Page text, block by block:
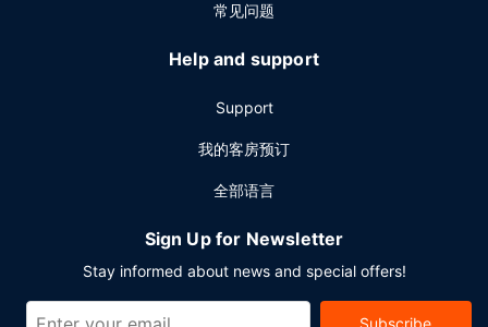
常见问题
Help and support
Support
我的客房预订
全部语言
Sign Up for Newsletter
Stay informed about news and special offers!
Subscribe